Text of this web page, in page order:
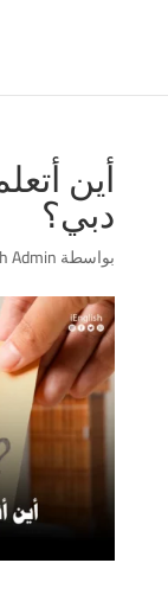
أين
دبي؟
بواسطةAdmin